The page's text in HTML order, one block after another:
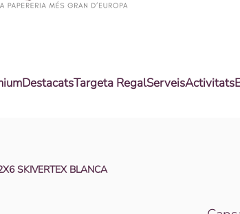
DestacatsTargeta RegalServeisActivitats
SKIVERTEX BLANCA